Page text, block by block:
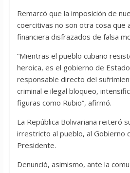
Remarcó que la imposición de
coercitivas no son otra cosa que
financiera disfrazados de falsa
“Mientras el pueblo cubano
heroica, es el gobierno de
responsable directo del
criminal e ilegal bloqueo,
figuras como Rubio”, afirmó.
La República Bolivariana reiteró
irrestricto al pueblo, al Gobierno
Presidente.
Denunció, asimismo, ante la